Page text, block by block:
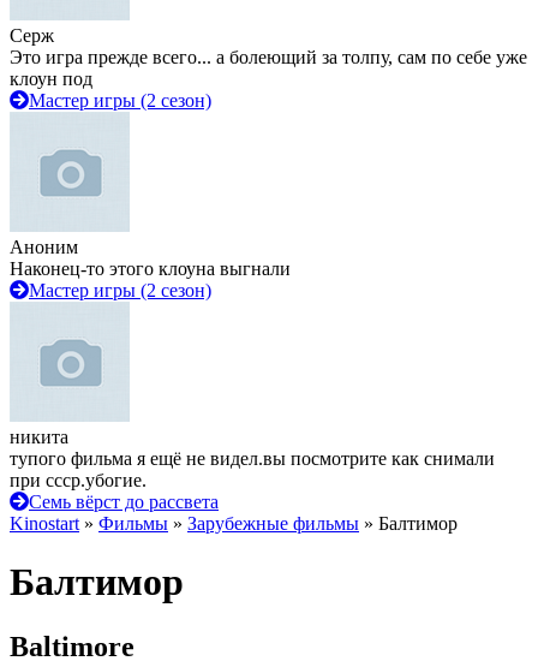
Серж
Это игра прежде всего... а болеющий за толпу, сам по себе уже
клоун под
Мастер игры (2 сезон)
Аноним
Наконец-то этого клоуна выгнали
Мастер игры (2 сезон)
никита
тупого фильма я ещё не видел.вы посмотрите как снимали
при ссср.убогие.
Семь вёрст до рассвета
Kinostart » Фильмы » Зарубежные фильмы » Балтимор
Балтимор
Baltimore